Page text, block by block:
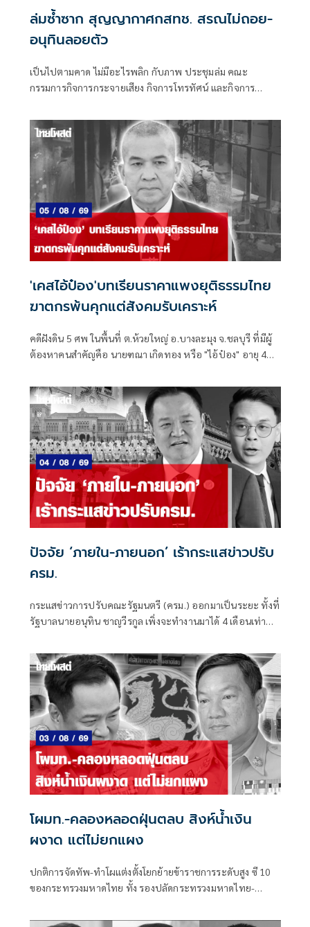
ล่มซ้ำซาก สุญญากาศกสทช. สรณไม่ถอย-
อนุทินลอยตัว
เป็นไปตามคาด ไม่มีอะไรพลิก กับภาพ ประชุมล่ม คณะ
กรรมการกิจการกระจายเสียง กิจการโทรทัศน์ และกิจการ
'เคสไอ้ป๋อง'บทเรียนราคาแพงยุติธรรมไทย
ฆาตกรพ้นคุกแต่สังคมรับเคราะห์
คดีฝังดิน 5 ศพ ในพื้นที่ ต.ห้วยใหญ่ อ.บางละมุง จ.ชลบุรี ที่มีผู้
ต้องหาคนสำคัญคือ นายฑณา เกิดทอง หรือ "ไอ้ป๋อง" อายุ 43
ปัจจัย ‘ภายใน-ภายนอก’ เร้ากระแสข่าวปรับ
ครม.
กระแสข่าวการปรับคณะรัฐมนตรี (ครม.) ออกมาเป็นระยะ ทั้งที่
รัฐบาลนายอนุทิน ชาญวีรกูล เพิ่งจะทำงานมาได้ 4 เดือนเท่านั้น
อย่างเร็วที่สุดจะปรับกันทุก 6 เดือน หรือครึ่งปี
โผมท.-คลองหลอดฝุ่นตลบ สิงห์น้ำเงิน
ผงาด แต่ไม่ยกแผง
ปกติการจัดทัพ-ทำโผแต่งตั้งโยกย้ายข้าราชการระดับสูง ซี 10
ของกระทรวงมหาดไทย ทั้ง รองปลัดกระทรวงมหาดไทย-
ก็ได้รับความสนใจจากแวดวงการเมืองพอสมควร ไม่แพ้โผ